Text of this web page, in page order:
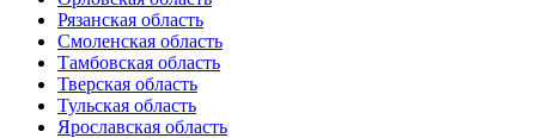
Рязанская область
Смоленская область
Тамбовская область
Тверская область
Тульская область
Ярославская область